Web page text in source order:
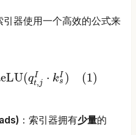
引器使用一个高效的公式来
(qI
t,j ⋅ kI
s ) (1)
：索引器拥有少量的